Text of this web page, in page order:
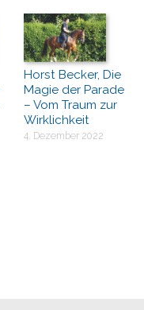
Horst Becker, Die
Magie der Parade
– Vom Traum zur
Wirklichkeit
4. Dezember 2022